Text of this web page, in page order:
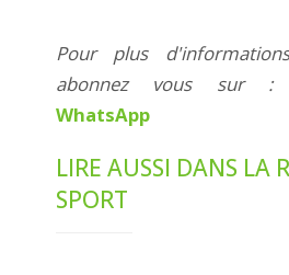
Pour plus
abonnez vous sur :
WhatsApp
LIRE AUSSI DANS LA
SPORT